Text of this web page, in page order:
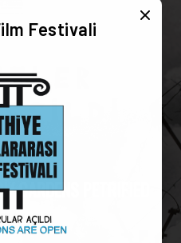
GARDENS PETRIFIED
Festivali